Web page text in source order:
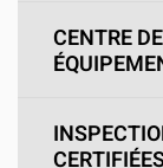
CENTRE